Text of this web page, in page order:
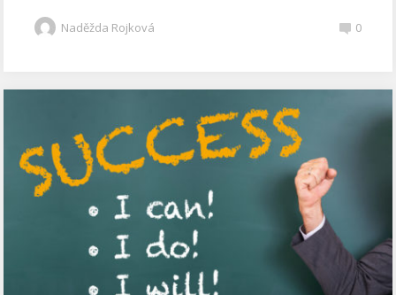
Naděžda Rojková 0